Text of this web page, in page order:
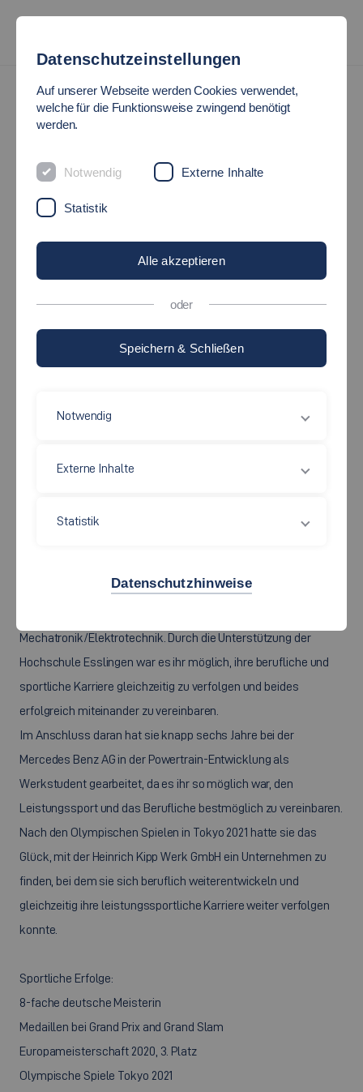
#TALKINGTOALUMNI
»KATHARINA MENZ«
Fakultäten - Wirtschaft und Technik
Auch sportlich erfolgreich: Alumna Katharina Menz (Foto: ©Stefan
von 2013 bis 2016 an der Hochschule Esslingen am Campus
Mechatronik/Elektrotechnik. Durch die Unterstützung der
Hochschule Esslingen war es ihr möglich, ihre berufliche und
sportliche Karriere gleichzeitig zu verfolgen und beides
erfolgreich miteinander zu vereinbaren.
Im Anschluss daran hat sie knapp sechs Jahre bei der
Mercedes Benz AG in der Powertrain-Entwicklung als
Werkstudent gearbeitet, da es ihr so möglich war, den
Leistungssport und das Berufliche bestmöglich zu vereinbaren.
Nach den Olympischen Spielen in Tokyo 2021 hatte sie das
Glück, mit der Heinrich Kipp Werk GmbH ein Unternehmen zu
finden, bei dem sie sich beruflich weiterentwickeln und
gleichzeitig ihre leistungssportliche Karriere weiter verfolgen
konnte.
Sportliche Erfolge:
8-fache deutsche Meisterin
Medaillen bei Grand Prix and Grand Slam
Europameisterschaft 2020, 3. Platz
Olympische Spiele Tokyo 2021
Datenschutzeinstellungen
Auf unserer Webseite werden Cookies verwendet,
welche für die Funktionsweise zwingend benötigt
werden.
Notwendig Externe Inhalte
Statistik
Alle akzeptieren
oder
Speichern & Schließen
Notwendig
Externe Inhalte
Statistik
Datenschutzhinweise